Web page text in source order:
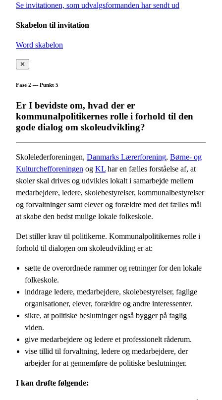
Se invitationen, som udvalgsformanden har sendt ud
Skabelon til invitation
Word skabelon
✕
Fase 2 — Punkt 5
Er I bevidste om, hvad der er
kommunalpolitikernes rolle i forhold til den
gode dialog om skoleudvikling?
Skolelederforeningen, Danmarks Lærerforening, Børne- og
Kulturchefforeningen og KL har en fælles forståelse af, at
skoler skal drives og udvikles lokalt i samarbejde mellem
medarbejdere, ledere, skolebestyrelser, kommunalbestyrelser
og forvaltninger samt elever og forældre med det fælles mål
at skabe den bedst mulige lokale folkeskole.
Det stiller krav til politikerne. Kommunalpolitikernes rolle i
forhold til dialogen om skoleudvikling er at:
sætte de overordnede rammer og retninger for den lokale
folkeskole.
inddrage ledere, medarbejdere, skolebestyrelser, faglige
organisationer, elever, forældre og andre interessenter.
sikre, at politiske beslutninger også bygger på faglig
viden.
give medarbejdere og ledere et professionelt råderum.
vise tillid til forvaltning, ledere og medarbejdere, der
arbejder for at gennemføre de politiske beslutninger.
I kan drøfte følgende: